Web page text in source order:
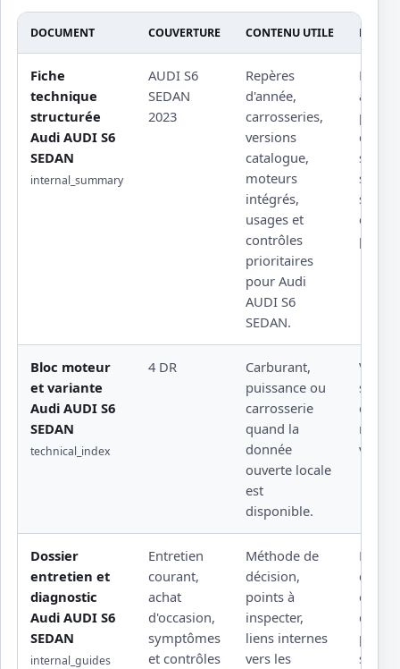
DOCUMENT COUVERTURE CONTENU UTILE
Fiche
technique
structurée
Audi AUDI S6
SEDAN
internal_summary
AUDI S6
SEDAN
2023
Repères
d'année,
carrosseries,
versions
catalogue,
moteurs
intégrés,
usages et
contrôles
prioritaires
pour Audi
AUDI S6
SEDAN.
atelier
Bloc moteur
et variante
Audi AUDI S6
SEDAN
technical_index
4 DR
Carburant,
puissance ou
carrosserie
quand la
donnée
ouverte locale
est
disponible.
Dossier
entretien et
diagnostic
Audi AUDI S6
SEDAN
internal_guides
Entretien
courant,
achat
d'occasion,
symptômes
et contrôles
Méthode de
décision,
points à
inspecter,
liens internes
vers les
d'une
d'un
sous